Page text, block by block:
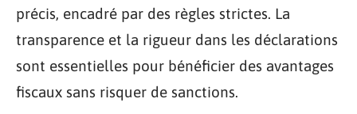
précis, encadré par des règles strictes. La
transparence et la rigueur dans les déclarations
sont essentielles pour bénéficier des avantages
fiscaux sans risquer de sanctions.